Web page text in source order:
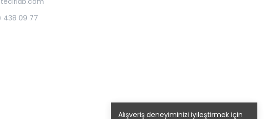
Alışveriş deneyiminizi iyileştirmek için
438 09 77